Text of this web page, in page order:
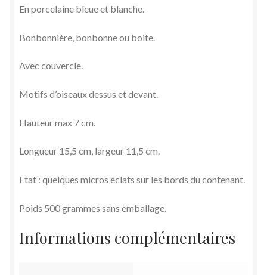
En porcelaine bleue et blanche.
Bonbonnière, bonbonne ou boite.
Avec couvercle.
Motifs d’oiseaux dessus et devant.
Hauteur max 7 cm.
Longueur 15,5 cm, largeur 11,5 cm.
Etat : quelques micros éclats sur les bords du contenant.
Poids 500 grammes sans emballage.
Informations complémentaires